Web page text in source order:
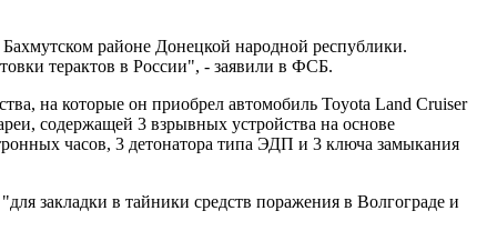
районе Донецкой народной республики.
терактов в России", - заявили в ФСБ.
на которые он приобрел автомобиль Toyota Land Cruiser
содержащей 3 взрывных устройства на основе
часов, 3 детонатора типа ЭДП и 3 ключа замыкания
закладки в тайники средств поражения в Волгограде и